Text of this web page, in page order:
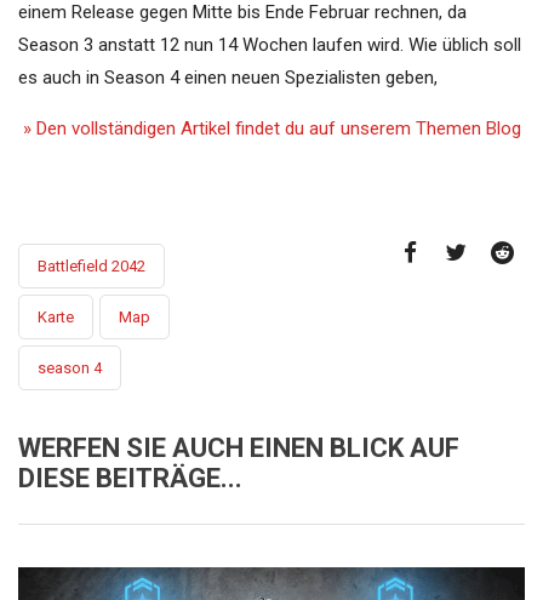
einem Release gegen Mitte bis Ende Februar rechnen, da
Season 3 anstatt 12 nun 14 Wochen laufen wird. Wie üblich soll
es auch in Season 4 einen neuen Spezialisten geben,
» Den vollständigen Artikel findet du auf unserem Themen Blog
Battlefield 2042
Karte Map
season 4
WERFEN SIE AUCH EINEN BLICK AUF
DIESE BEITRÄGE...